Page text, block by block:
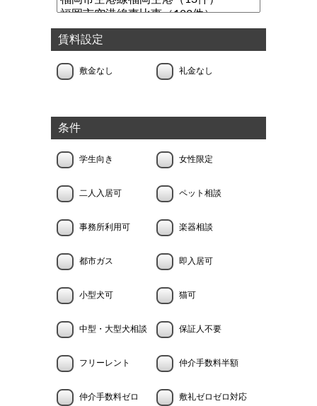
賃料設定
敷金なし 礼金なし
条件
学生向き 女性限定
二人入居可 ペット相談
事務所利用可 楽器相談
都市ガス 即入居可
小型犬可 猫可
中型・大型犬相談 保証人不要
フリーレント 仲介手数料半額
仲介手数料ゼロ 敷礼ゼロゼロ対応